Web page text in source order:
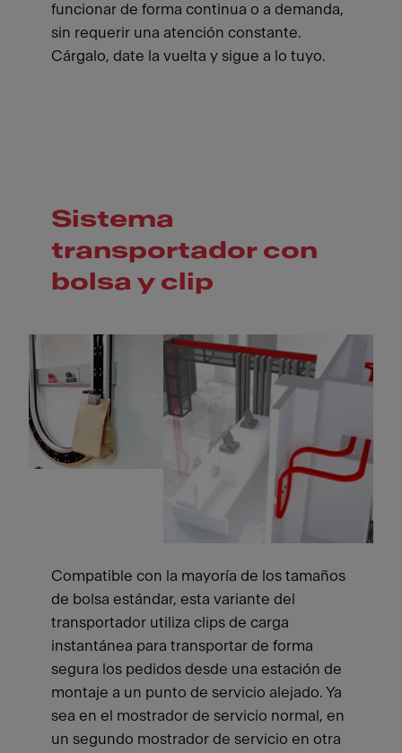
funcionar de forma continua o a demanda,
sin requerir una atención constante.
Cárgalo, date la vuelta y sigue a lo tuyo.
Sistema
transportador con
bolsa y clip
Compatible con la mayoría de los tamaños
de bolsa estándar, esta variante del
transportador utiliza clips de carga
instantánea para transportar de forma
segura los pedidos desde una estación de
montaje a un punto de servicio alejado. Ya
sea en el mostrador de servicio normal, en
un segundo mostrador de servicio en otra